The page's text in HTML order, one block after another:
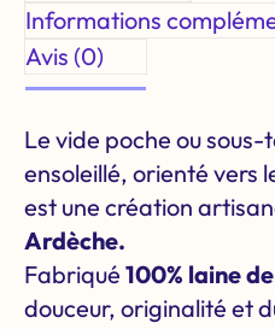
Informations
Avis (0)
Le vide poche ou
ensoleillé, orienté vers
est une création
Ardèche.
Fabriqué 100% laine
douceur, originalité et